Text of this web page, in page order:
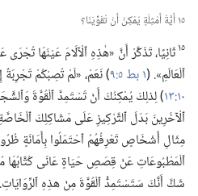
١٥ أَيَّةُ أَمْثِلَةٍ يُمْكِنُ أَنْ تُقَوِّيَنَا؟‏
١٥ثَانِيًا،‏ تَذَكَّرْ أَنَّ «هٰذِهِ ٱلْآلَامَ عَيْنَهَا
ٱلْعَالَمِ».‏ (‏١ بط ٥:‏٩ ‏)‏ نَعَمْ،‏ «لَمْ تُصِبْكُمْ
١٠:‏١٣
‏)‏ لِذلِكَ يُمْكِنُكَ أَنْ تَسْتَمِدَّ ٱلْقُوَّةَ
ٱلْآخَرِينَ بَدَلَ ٱلتَّرْكِيزِ عَلَى مَشَاكِلِكَ
مِثَالِ أَشْخَاصٍ تَعْرِفُهُمُ ٱحْتَمَلُوا بِأَمَانَةٍ
ٱلْمَطْبُوعَاتِ عَنْ قِصَصِ حَيَاةٍ عَانَى كُتَّابُهَا
شَكَّ أَنَّكَ سَتَسْتَمِدُّ ٱلْقُوَّةَ مِنْ هذِهِ ٱلرِّوَايَاتِ.‏